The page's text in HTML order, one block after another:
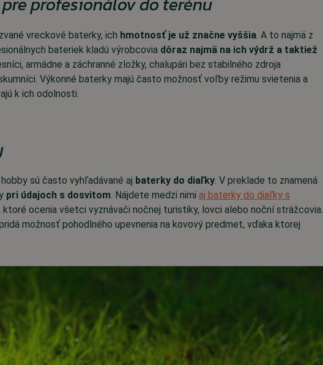
vreckové baterky, ich hmotnosť je už značne vyššia. A to najmä z
bateriek kladú výrobcovia dôraz najmä na ich výdrž a taktiež
armádne a záchranné zložky, chalupári bez stabilného zdroja
Výkonné baterky majú často možnosť voľby režimu svietenia a
k ich odolnosti.
sú často vyhľadávané aj baterky do diaľky. V preklade to znamená
pri údajoch s dosvitom. Nájdete medzi nimi aj baterky do diaľky s
ktoré ocenia všetci vyznávači nočnej turistiky, lovci alebo noční strážcovia.
možnosť pohodlného upevnenia na kovový predmet, vďaka ktorej